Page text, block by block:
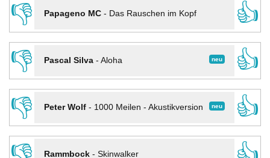
👎
Papageno MC- Das Rauschen im Kopf
👍
👎
neu
Pascal Silva- Aloha
👍
👎
neu
Peter Wolf- 1000 Meilen - Akustikversion
👍
Rammbock- Skinwalker